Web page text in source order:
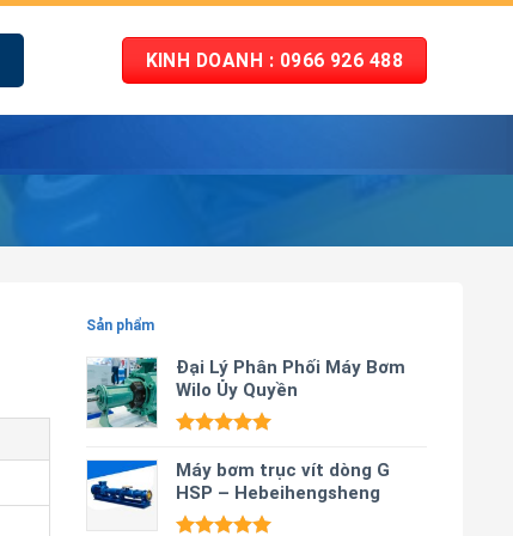
KINH DOANH : 0966 926 488
Sản phẩm
Đại Lý Phân Phối Máy Bơm
Wilo Ủy Quyền
hạng5.00
5 sao
Máy bơm trục vít dòng G
HSP – Hebeihengsheng